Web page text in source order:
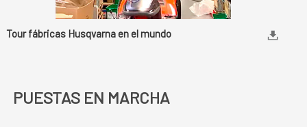
Tour fábricas Husqvarna en el mundo
PUESTAS EN MARCHA